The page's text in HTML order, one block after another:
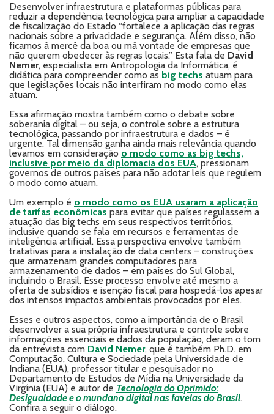
Desenvolver infraestrutura e plataformas públicas para
reduzir a dependência tecnológica para ampliar a capacidade
de fiscalização do Estado “fortalece a aplicação das regras
nacionais sobre a privacidade e segurança. Além disso, não
ficamos à mercê da boa ou má vontade de empresas que
não querem obedecer às regras locais.” Esta fala de David
Nemer, especialista em Antropologia da Informática, é
didática para compreender como as big techs atuam para
que legislações locais não interfiram no modo como elas
atuam.
Essa afirmação mostra também como o debate sobre
soberania digital – ou seja, o controle sobre a estrutura
tecnológica, passando por infraestrutura e dados – é
urgente. Tal dimensão ganha ainda mais relevância quando
levamos em consideração o modo como as big techs,
inclusive por meio da diplomacia dos EUA, pressionam
governos de outros países para não adotar leis que regulem
o modo como atuam.
Um exemplo é o modo como os EUA usaram a aplicação
de tarifas econômicas para evitar que países regulassem a
atuação das big techs em seus respectivos territórios,
inclusive quando se fala em recursos e ferramentas de
inteligência artificial. Essa perspectiva envolve também
tratativas para a instalação de data centers – construções
que armazenam grandes computadores para
armazenamento de dados – em países do Sul Global,
incluindo o Brasil. Esse processo envolve até mesmo a
oferta de subsídios e isenção fiscal para hospedá-los apesar
dos intensos impactos ambientais provocados por eles.
Esses e outros aspectos, como a importância de o Brasil
desenvolver a sua própria infraestrutura e controle sobre
informações essenciais e dados da população, deram o tom
da entrevista com David Nemer, que é também Ph.D. em
Computação, Cultura e Sociedade pela Universidade de
Indiana (EUA), professor titular e pesquisador no
Departamento de Estudos de Mídia na Universidade da
Virgínia (EUA) e autor de Tecnologia do Oprimido:
Desigualdade e o mundano digital nas favelas do Brasil.
Confira a seguir o diálogo.